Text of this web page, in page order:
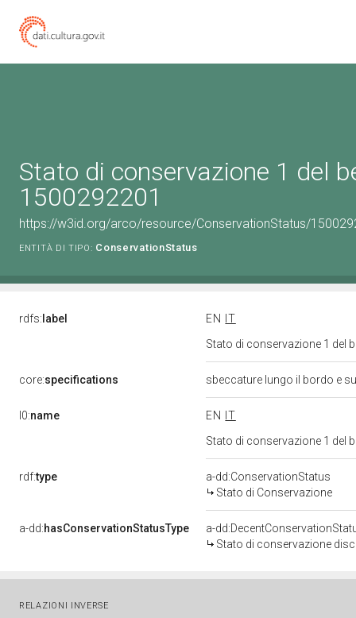
Stato di conservazione 1 del
1500292201
https://w3id.org/arco/resource/ConservationStatus/
ENTITÀ DI TIPO: ConservationStatus
rdfs: label EN
IT
Stato di conservazione 1 del
core:specifications sbeccature lungo il bordo e
l0:name EN
IT
Stato di conservazione 1 del
rdf:type
a-dd:ConservationStatus
Stato di Conservazione
a-dd:hasConservationStatusType
a-
Stato di conservazione
RELAZIONI INVERSE